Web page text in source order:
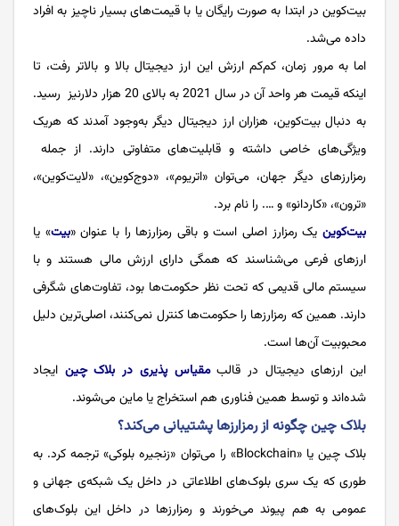
بیت‌کوین در ابتدا به صورت رایگان یا با قیمت‌های بسیار ناچیز به افراد
داده می‌شد.
اما به مرور زمان، کم‌کم ارزش این ارز دیجیتال بالا و بالاتر رفت، تا
اینکه قیمت هر واحد آن در سال 2021 به بالای 20 هزار دلارنیز رسید.
به دنبال بیت‌کوین، هزاران ارز دیجیتال دیگر به‌وجود آمدند که هریک
ویژگی‌های خاصی داشته و قابلیت‌های متفاوتی دارند. از جمله
رمزارزهای دیگر جهان، می‌توان «اتریوم»، «دوج‌کوین»، «لایت‌کوین»،
«ترون»، «کاردانو» و …. را نام برد.
بیت‌کوینیک رمزارز اصلی است و باقی رمزارزها را با عنوان «بیت» یا
ارزهای فرعی می‌شناسند که همگی دارای ارزش مالی هستند و با
سیستم مالی قدیمی که تحت نظر حکومت‌ها بود، تفاوت‌های شگرفی
دارند. همین که رمزارزها را حکومت‌ها کنترل نمی‌کنند، اصلی‌ترین دلیل
محبوبیت آن‌ها است.
این ارزهای دیجیتال در قالبمقیاس پذیری در بلاک چین ایجاد
شده‌اند و توسط همین فناوری هم استخراج یا ماین می‌شوند.
بلاک چین چگونه از رمزارزها پشتیبانی می‌کند؟
بلاک چین یا «Blockchain» را می‌توان «زنجیره بلوکی» ترجمه کرد. به
طوری که یک سری بلوک‌های اطلاعاتی در داخل یک شبکه‌ی جهانی و
عمومی به هم پیوند می‌خورند و رمزارزها در داخل این بلوک‌های